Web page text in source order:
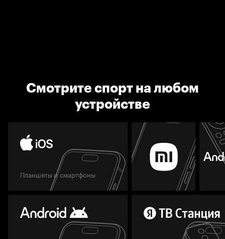
Смотрите спорт на любом
устройстве
Планшеты и смартфоны